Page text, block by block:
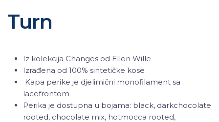
Turn
Iz kolekcija Changes od Ellen Wille
Izrađena od 100% sintetičke kose
Kapa perike je djelimični monofilament sa
lacefrontom
Perika je dostupna u bojama: black, darkchocolate
rooted, chocolate mix, hotmocca rooted,